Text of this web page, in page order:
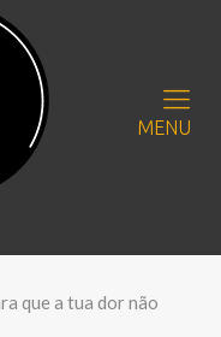
MENU
que a tua dor não